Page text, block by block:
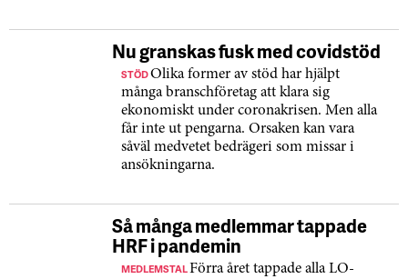
Nu granskas fusk med covidstöd
STÖDOlika former av stöd har hjälpt
många branschföretag att klara sig
ekonomiskt under coronakrisen. Men alla
får inte ut pengarna. Orsaken kan vara
såväl medvetet bedrägeri som missar i
ansökningarna.
Så många medlemmar tappade
HRF i pandemin
MEDLEMSTALFörra året tappade alla LO-